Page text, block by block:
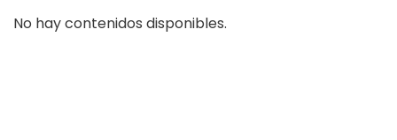
No hay contenidos disponibles.